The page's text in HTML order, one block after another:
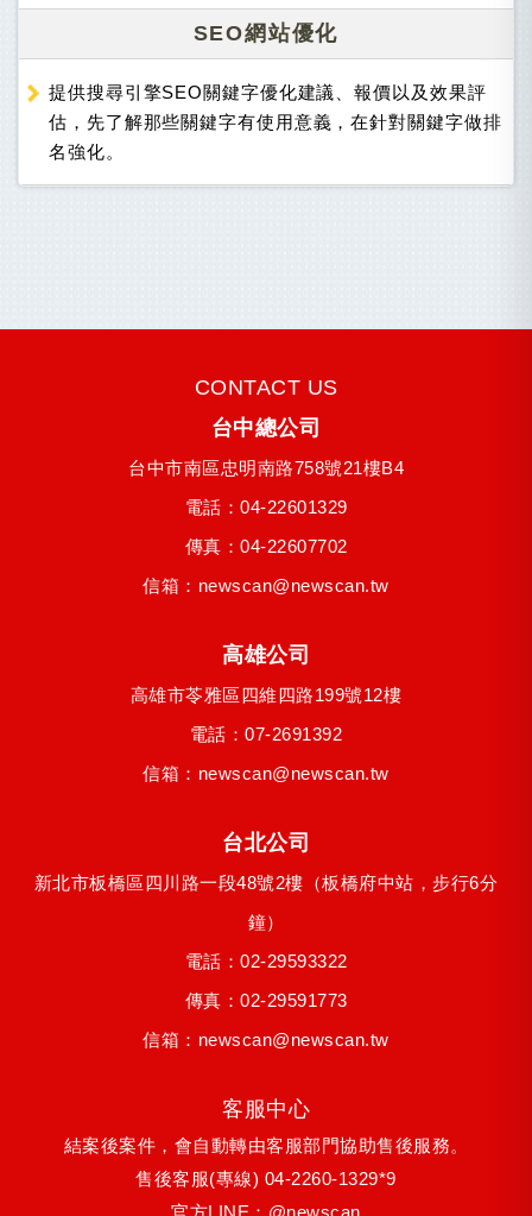
SEO網站優化
提供搜尋引擎SEO關鍵字優化建議、報價以及效果評
估，先了解那些關鍵字有使用意義，在針對關鍵字做排
名強化。
CONTACT US
台中總公司
台中市南區忠明南路758號21樓B4
電話： 04-22601329
傳真：04-22607702
信箱： newscan@newscan.tw
高雄公司
高雄市苓雅區四維四路199號12樓
電話：07-2691392
信箱： newscan@newscan.tw
台北公司
新北市板橋區四川路一段48號2樓 （板橋府中站，步行6分
鐘）
電話： 02-29593322
傳真：02-29591773
信箱： newscan@newscan.tw
客服中心
結案後案件，會自動轉由客服部門協助售後服務。
售後客服(專線) 04-2260-1329*9
官方LINE： @newscan